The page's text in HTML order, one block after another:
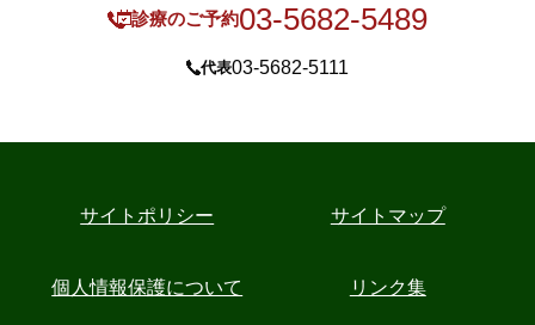
診療のご予約03-5682-5489
代表03-5682-5111
サイトポリシー サイトマップ
個人情報保護について リンク集